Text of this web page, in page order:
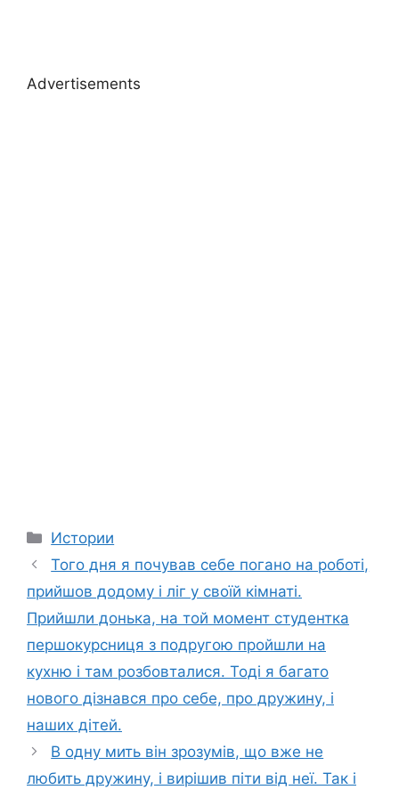
Advertisements
Categories
Истории
Того дня я почував себе погано на роботі,
прийшов додому і ліг у своїй кімнаті.
Прийшли донька, на той момент студентка
першокурсниця з подругою пройшли на
кухню і там розбовталися. Тоді я багато
нового дізнався про себе, про дружину, і
наших дітей.
В одну мить він зрозумів, що вже не
любить дружину, і вирішив піти від неї. Так і